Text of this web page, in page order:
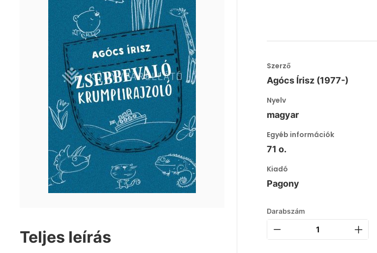
Teljes leírás
Szerző
Agócs Írisz (1977-)
Nyelv
magyar
Egyéb információk
71 o.
Kiadó
Pagony
Darabszám